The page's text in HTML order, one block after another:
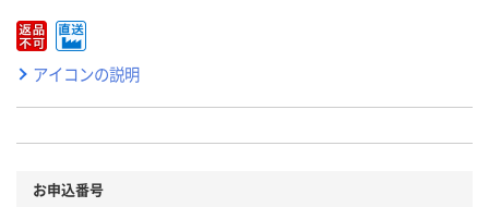
アイコンの説明
お申込番号